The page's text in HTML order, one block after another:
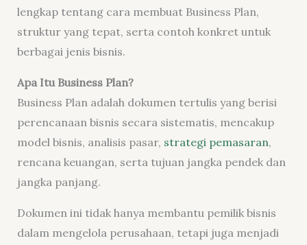
lengkap tentang cara membuat Business Plan,
struktur yang tepat, serta contoh konkret untuk
berbagai jenis bisnis.
Apa Itu Business Plan?
Business Plan adalah dokumen tertulis yang berisi
perencanaan bisnis secara sistematis, mencakup
model bisnis, analisis pasar, strategi pemasaran,
rencana keuangan, serta tujuan jangka pendek dan
jangka panjang.
Dokumen ini tidak hanya membantu pemilik bisnis
dalam mengelola perusahaan, tetapi juga menjadi